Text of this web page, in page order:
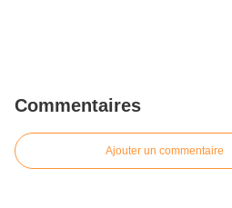
Commentaires
Ajouter un commentaire